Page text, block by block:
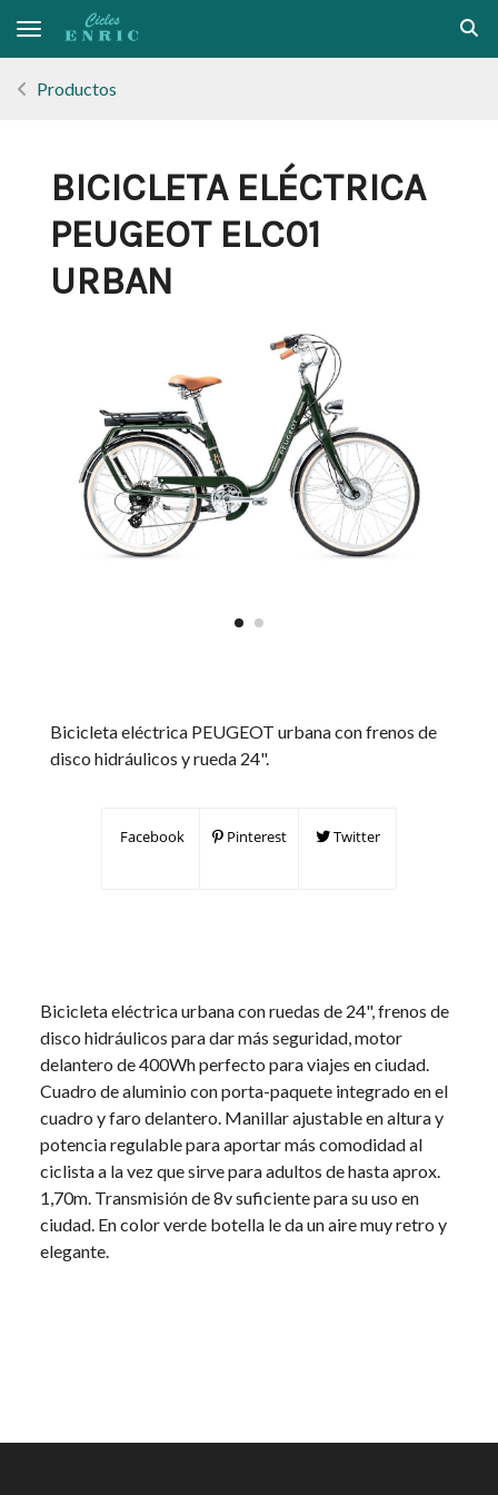
Toggle navigation
Productos
BICICLETA ELÉCTRICA
PEUGEOT ELC01
URBAN
Bicicleta eléctrica PEUGEOT urbana con frenos de
disco hidráulicos y rueda 24".
Facebook Pinterest Twitter
Bicicleta eléctrica urbana con ruedas de 24", frenos de
disco hidráulicos para dar más seguridad, motor
delantero de 400Wh perfecto para viajes en ciudad.
Cuadro de aluminio con porta-paquete integrado en el
cuadro y faro delantero. Manillar ajustable en altura y
potencia regulable para aportar más comodidad al
ciclista a la vez que sirve para adultos de hasta aprox.
1,70m. Transmisión de 8v suficiente para su uso en
ciudad. En color verde botella le da un aire muy retro y
elegante.